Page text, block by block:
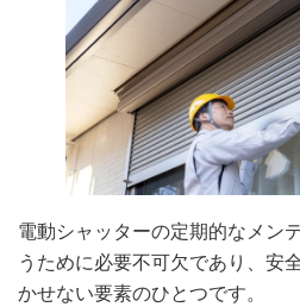
電動シャッターの定期的なメン
うために必要不可欠であり、安
かせない要素のひとつです。